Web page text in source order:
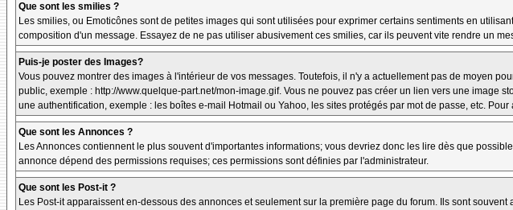
Que sont les smilies ?
Les smilies, ou Emoticônes sont de petites images qui sont utilisées pour exprimer certains sentiments en
composition d'un message. Essayez de ne pas utiliser abusivement ces smilies, car ils peuvent vite rendre un
Puis-je poster des Images?
Vous pouvez montrer des images à l'intérieur de vos messages. Toutefois, il n'y a actuellement pas de moyen
public, exemple : http://www.quelque-part.net/mon-image.gif. Vous ne pouvez pas créer un lien vers une
une authentification, exemple : les boîtes e-mail Hotmail ou Yahoo, les sites protégés par mot de passe, etc.
Que sont les Annonces ?
Les Annonces contiennent le plus souvent d'importantes informations; vous devriez donc les lire dès que
annonce dépend des permissions requises; ces permissions sont définies par l'administrateur.
Que sont les Post-it ?
Les Post-it apparaissent en-dessous des annonces et seulement sur la première page du forum. Ils sont